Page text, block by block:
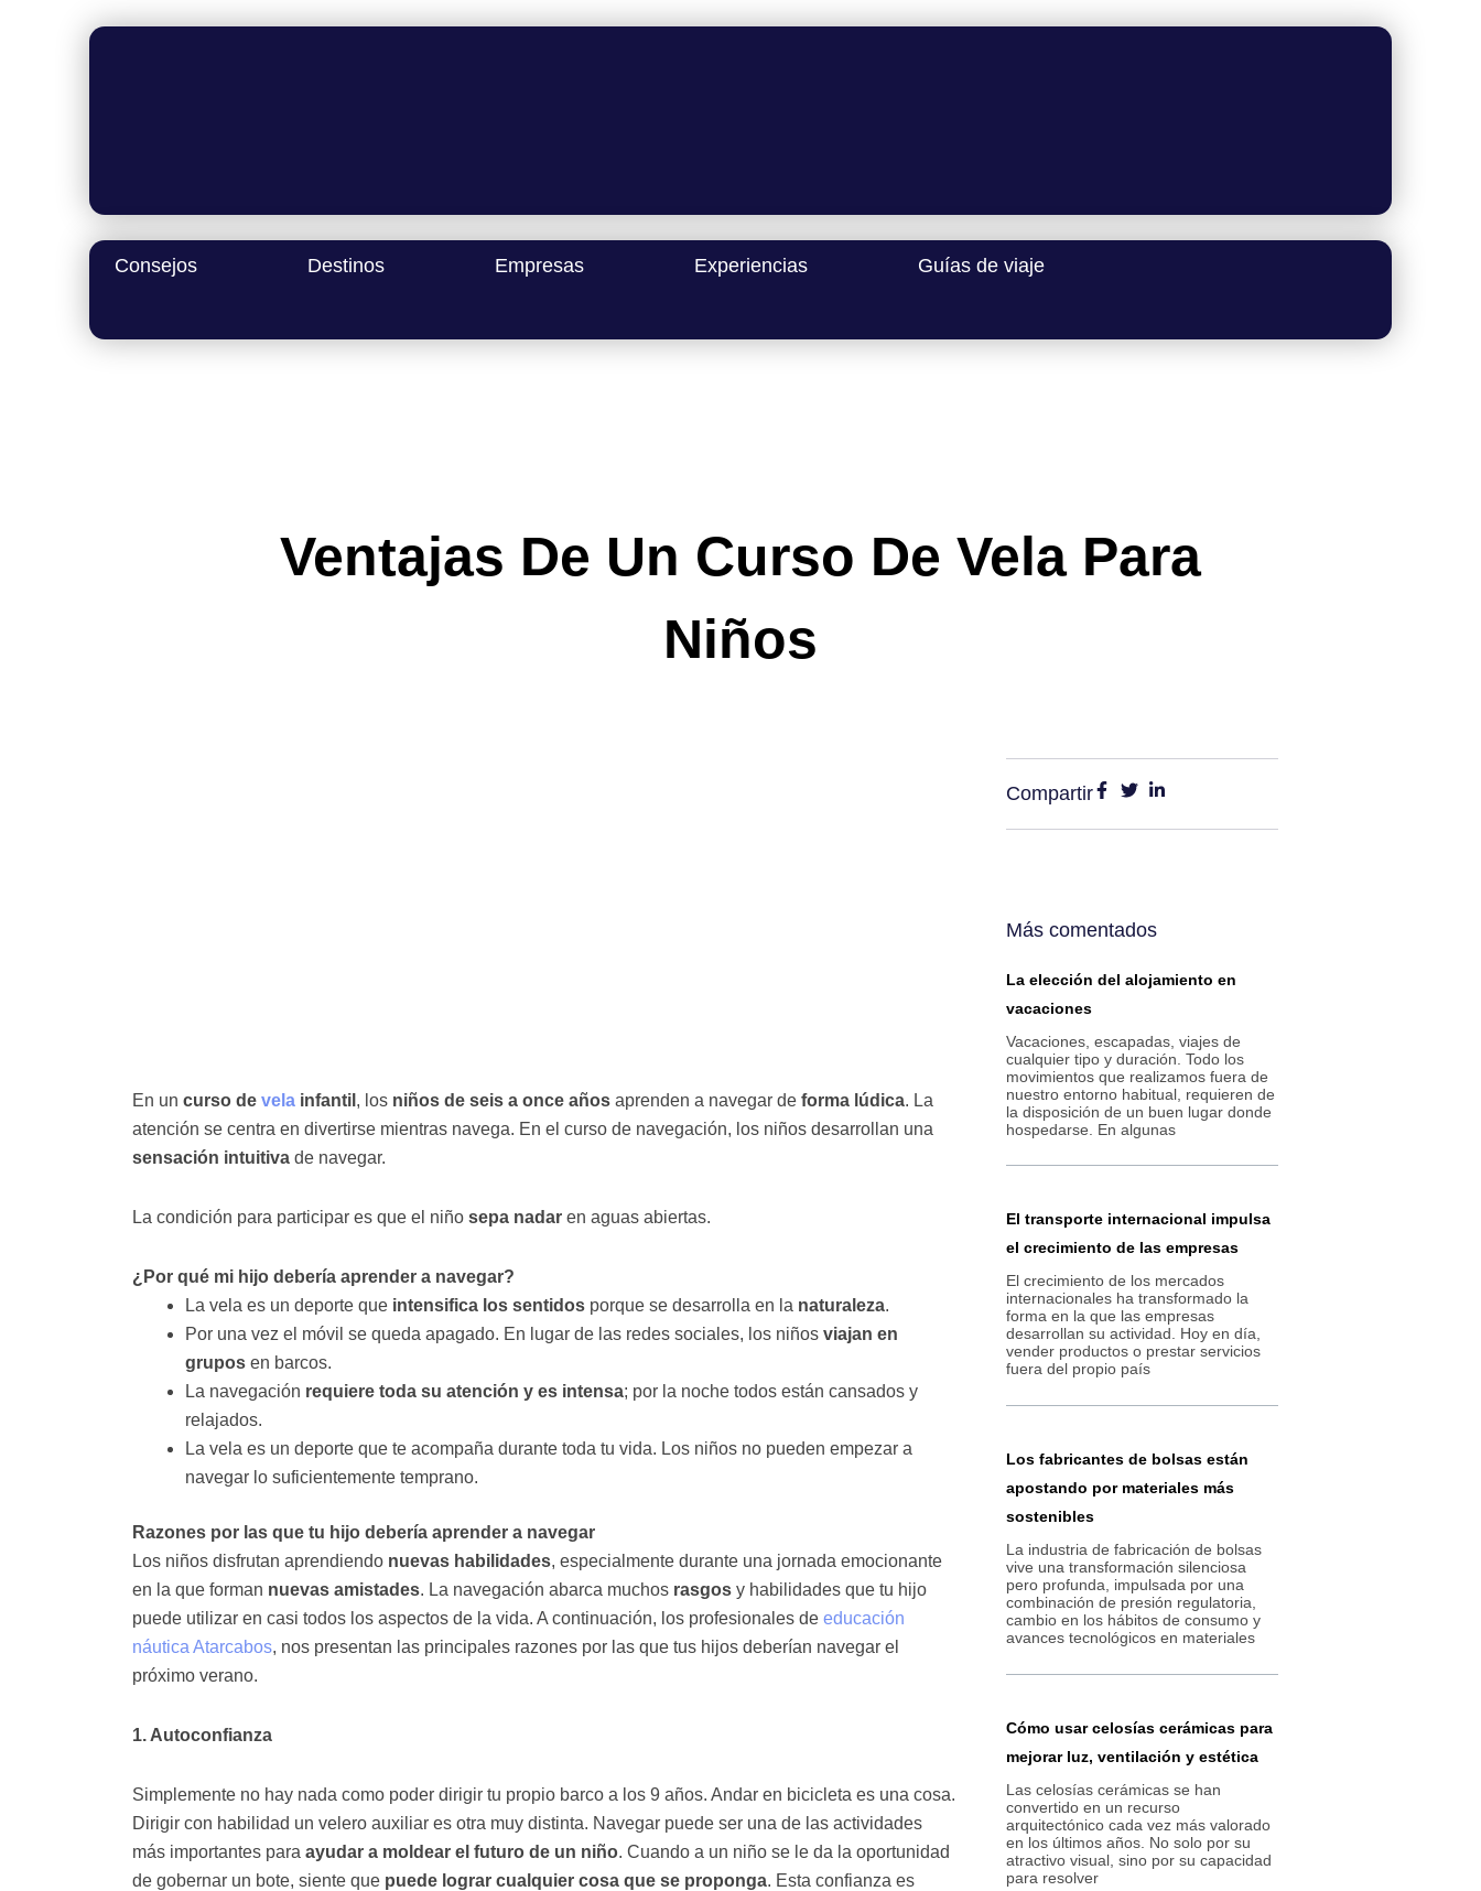
Consejos Destinos Empresas Experiencias Guías de viaje
Ventajas De Un Curso De Vela Para
Niños
En un curso de vela infantil , los niños de seis a once años aprenden a navegar de forma lúdica. La
atención se centra en divertirse mientras navega. En el curso de navegación, los niños desarrollan una
sensación intuitiva de navegar.
La condición para participar es que el niño sepa nadar en aguas abiertas.
¿Por qué mi hijo debería aprender a navegar?
La vela es un deporte que intensifica los sentidos porque se desarrolla en la naturaleza.
Por una vez el móvil se queda apagado. En lugar de las redes sociales, los niños viajan en
grupos en barcos.
La navegación requiere toda su atención y es intensa; por la noche todos están cansados y
relajados.
La vela es un deporte que te acompaña durante toda tu vida. Los niños no pueden empezar a
navegar lo suficientemente temprano.
Razones por las que tu hijo debería aprender a navegar
Los niños disfrutan aprendiendo nuevas habilidades, especialmente durante una jornada emocionante
en la que forman nuevas amistades. La navegación abarca muchos rasgos y habilidades que tu hijo
puede utilizar en casi todos los aspectos de la vida. A continuación, los profesionales de educación
náutica Atarcabos, nos presentan las principales razones por las que tus hijos deberían navegar el
próximo verano.
1. Autoconfianza
Simplemente no hay nada como poder dirigir tu propio barco a los 9 años. Andar en bicicleta es una cosa.
Dirigir con habilidad un velero auxiliar es otra muy distinta. Navegar puede ser una de las actividades
más importantes para ayudar a moldear el futuro de un niño. Cuando a un niño se le da la oportunidad
de gobernar un bote, siente que puede lograr cualquier cosa que se proponga. Esta confianza es
Compartir
Más comentados
La elección del alojamiento en
vacaciones
Vacaciones, escapadas, viajes de
cualquier tipo y duración. Todo los
movimientos que realizamos fuera de
nuestro entorno habitual, requieren de
la disposición de un buen lugar donde
hospedarse. En algunas
El transporte internacional impulsa
el crecimiento de las empresas
El crecimiento de los mercados
internacionales ha transformado la
forma en la que las empresas
desarrollan su actividad. Hoy en día,
vender productos o prestar servicios
fuera del propio país
Los fabricantes de bolsas están
apostando por materiales más
sostenibles
La industria de fabricación de bolsas
vive una transformación silenciosa
pero profunda, impulsada por una
combinación de presión regulatoria,
cambio en los hábitos de consumo y
avances tecnológicos en materiales
Cómo usar celosías cerámicas para
mejorar luz, ventilación y estética
Las celosías cerámicas se han
convertido en un recurso
arquitectónico cada vez más valorado
en los últimos años. No solo por su
atractivo visual, sino por su capacidad
para resolver